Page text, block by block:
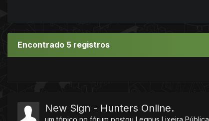
Encontrado 5 registros
New Sign - Hunters Online.
um tópico no fórum postou Legnus Lixeira Pública